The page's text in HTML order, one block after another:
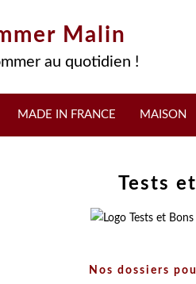
Malin
au quotidien !
MADE IN FRANCE MAISON
Tests
Nos dossiers